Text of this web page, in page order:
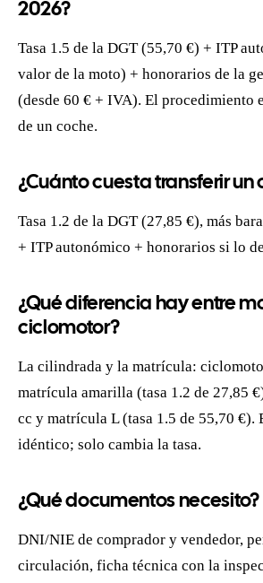
2026?
Tasa 1.5 de la DGT (55,70 €) + ITP
valor de la moto) + honorarios de la
(desde 60 € + IVA). El procedimiento
de un coche.
¿Cuánto cuesta transferir un
Tasa 1.2 de la DGT (27,85 €), más
+ ITP autonómico + honorarios si lo
¿Qué diferencia hay entre
ciclomotor?
La cilindrada y la matrícula:
matrícula amarilla (tasa 1.2 de 27,85
cc y matrícula L (tasa 1.5 de 55,70 €).
idéntico; solo cambia la tasa.
¿Qué documentos necesito?
DNI/NIE de comprador y vendedor,
circulación, ficha técnica con la